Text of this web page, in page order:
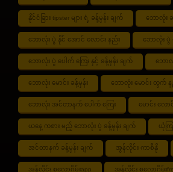
နိုင်ငံခြား tipster များ ရဲ့ ခန့်မှန်း ချက် ဘောလုံး ခ
ဘောလုံး ပွဲ နိုင် အောင် လောင်း နည်း ဘောလုံး ပွဲ
ဘောလုံး ပွဲ ပေါက် ကြေး နှင့် ခန့်မှန်း ချက် ဘောလုံ
ဘောလုံး မောင်း ခန့်မှန်း ဘောလုံး မောင်း တွက် န
ဘောလုံး အင်တာနက် ပေါက် ကြေး မောင်း လော
ယနေ့ ကစား မည့် ဘောလုံး ပွဲ ခန့်မှန်း ချက် ယုံက
အင်တာနက် ခန့်မှန်း ချက် အွန်လိုင်း ကာစီနို
အွန်လိုင်း စလော့ဂိမ်းapp အွန်လိုင်း စလော့ဂိမ်း